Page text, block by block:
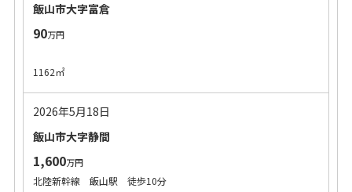
飯山市大字富倉
90万円
1162㎡
2026年5月18日
飯山市大字静間
1,600万円
北陸新幹線 飯山駅 徒歩10分